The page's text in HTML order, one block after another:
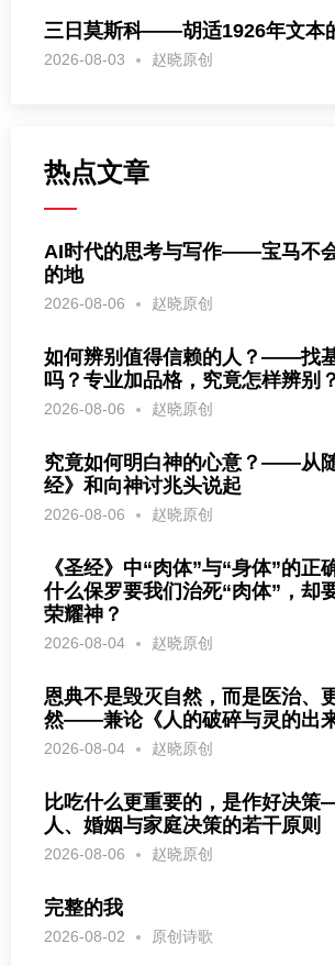
三日莫斯科——胡适1926年文本
2026-08-03 赵晓原创
热点文章
AI时代的思考与写作——宝马不
的地
2026-08-06 赵晓原创
如何辨别值得信赖的人？——找
吗？专业加品格，究竟怎样辨别？
2026-08-06 赵晓原创
究竟如何明白神的心意？——从
经》和向神讨兆头说起
2026-08-06 赵晓原创
《圣经》中“肉体”与“身体”的
什么保罗要我们治死“肉体”，却
荣耀神？
2026-08-04 赵晓原创
恩典不是毁灭自然，而是医治、
然——兼论《人的破碎与灵的出
2026-08-04 赵晓原创
比吃什么更重要的，是作好决
人、婚姻与家庭决策的若干原则
2026-08-06 赵晓原创
完整的我
2026-08-02 原创诗歌